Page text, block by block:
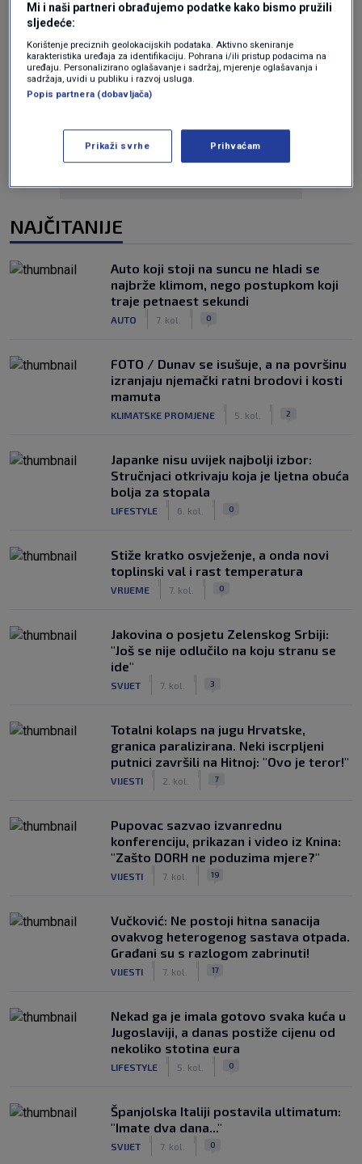
NAJČITANIJE
Auto koji stoji na suncu ne hladi se
najbrže klimom, nego postupkom koji
traje petnaest sekundi
AUTO 7. kol. 0
FOTO / Dunav se isušuje, a na površinu
izranjaju njemački ratni brodovi i kosti
mamuta
KLIMATSKE PROMJENE 5. kol. 2
Japanke nisu uvijek najbolji izbor:
Stručnjaci otkrivaju koja je ljetna obuća
bolja za stopala
LIFESTYLE 6. kol. 0
Stiže kratko osvježenje, a onda novi
toplinski val i rast temperatura
VRIJEME 7. kol. 0
Jakovina o posjetu Zelenskog Srbiji:
"Još se nije odlučilo na koju stranu se
ide"
SVIJET 7. kol. 3
Totalni kolaps na jugu Hrvatske,
granica paralizirana. Neki iscrpljeni
putnici završili na Hitnoj: "Ovo je teror!"
VIJESTI 2. kol. 7
Pupovac sazvao izvanrednu
konferenciju, prikazan i video iz Knina:
"Zašto DORH ne poduzima mjere?"
VIJESTI 7. kol. 19
Vučković: Ne postoji hitna sanacija
ovakvog heterogenog sastava otpada.
Građani su s razlogom zabrinuti!
VIJESTI 7. kol. 17
Nekad ga je imala gotovo svaka kuća u
Jugoslaviji, a danas postiže cijenu od
nekoliko stotina eura
LIFESTYLE 5. kol. 0
Španjolska Italiji postavila ultimatum:
"Imate dva dana..."
SVIJET 7. kol. 0
Mi i naši partneri obrađujemo podatke kako bismo pružili
sljedeće:
Korištenje preciznih geolokacijskih podataka. Aktivno skeniranje
karakteristika uređaja za identifikaciju. Pohrana i/ili pristup podacima na
uređaju. Personalizirano oglašavanje i sadržaj, mjerenje oglašavanja i
sadržaja, uvidi u publiku i razvoj usluga.
Popis partnera (dobavljača)
Prikaži svrhe Prihvaćam